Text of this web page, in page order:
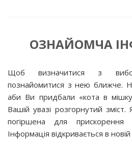
ОЗНАЙОМЧА
Щоб визначитися з
познайомитися з нею ближче.
аби Ви придбали «кота в
Вашій увазі розгорнутий зміст.
погіршена для прискорення
Інформація відкривається в новій